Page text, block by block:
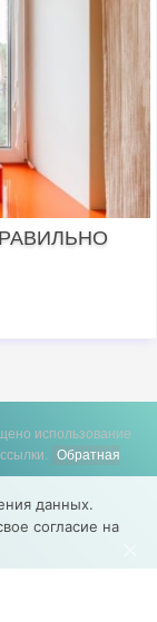
использование
Обратная
данных.
согласие на